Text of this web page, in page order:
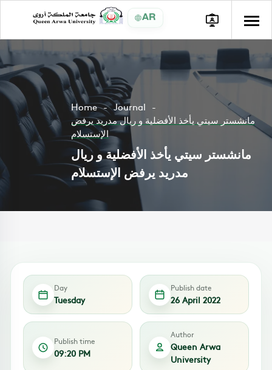
AR
Home
Journal
مانشستر سيتي يأخذ الأفضلية و ريال مدريد يرفض
الإستسلام
مانشستر سيتي يأخذ الأفضلية و ريال
مدريد يرفض الإستسلام
Day
Tuesday
Publish date
26 April 2022
Publish time
09:20 PM
Author
Queen Arwa
University